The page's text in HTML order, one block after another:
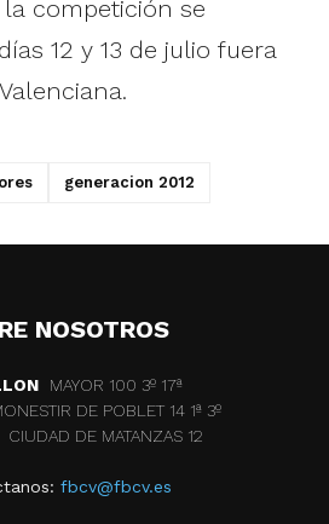
competición se
12 y 13 de julio fuera
generacion 2012
NOSOTROS
MAYOR 100 3º 17ª
DE POBLET 14 1ª 3º
CIUDAD DE MATANZAS 12
fbcv@fbcv.es